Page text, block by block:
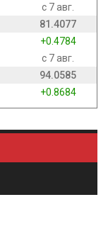
с 7 авг.
81.4077
+0.4784
с 7 авг.
94.0585
+0.8684